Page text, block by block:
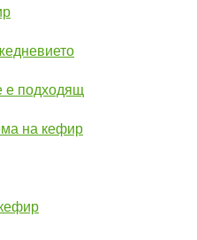
е подходящ
на кефир